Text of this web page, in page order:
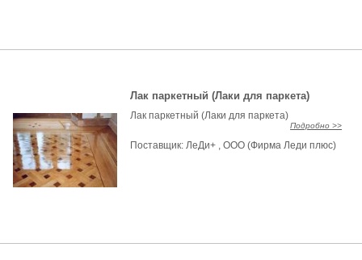
Лак паркетный (Лаки для паркета)
Лак паркетный (Лаки для паркета)
Подробно >>
Поставщик:ЛеДи+ , ООО (Фирма Леди плюс)